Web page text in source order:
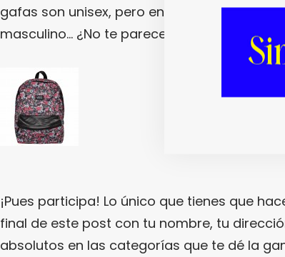
gafas son unisex, pero en el caso que nos
masculino… ¿No te parecen unos regalazos
¡Pues participa! Lo único que tienes que
final de este post con tu nombre, tu
absolutos en las categorías que te dé la